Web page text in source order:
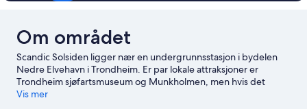
Om området
Scandic Solsiden ligger nær en undergrunnsstasjon i bydelen
Nedre Elvehavn i Trondheim. Er par lokale attraksjoner er
Trondheim sjøfartsmuseum og Munkholmen, men hvis det
heller er shopping som står på planen, kan du ta turen til
Vis mer